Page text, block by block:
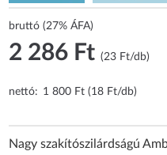
bruttó (27% ÁFA)
2 286 Ft(23 Ft/db)
nettó: 1 800 Ft (18 Ft/db)
Nagy szakítószilárdságú